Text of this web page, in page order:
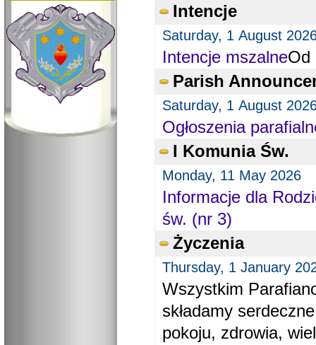
Intencje
Saturday, 1 August
Intencje mszalneOd
Parish
Saturday, 1 August
Ogłoszenia
I Komunia Św.
Monday, 11 May 2026
Informacje dla
św. (nr 3)
Życzenia
Thursday, 1 January
Wszystkim
składamy
pokoju, zdrowia,